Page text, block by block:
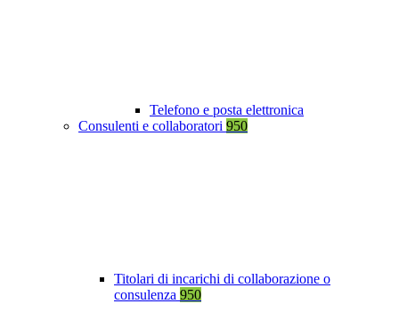
Telefono e posta elettronica
Consulenti e collaboratori 950
Titolari di incarichi di collaborazione o
consulenza 950